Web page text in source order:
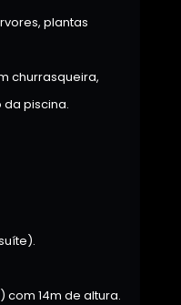
plantas
churrasqueira,
da piscina.
com 14m de altura.